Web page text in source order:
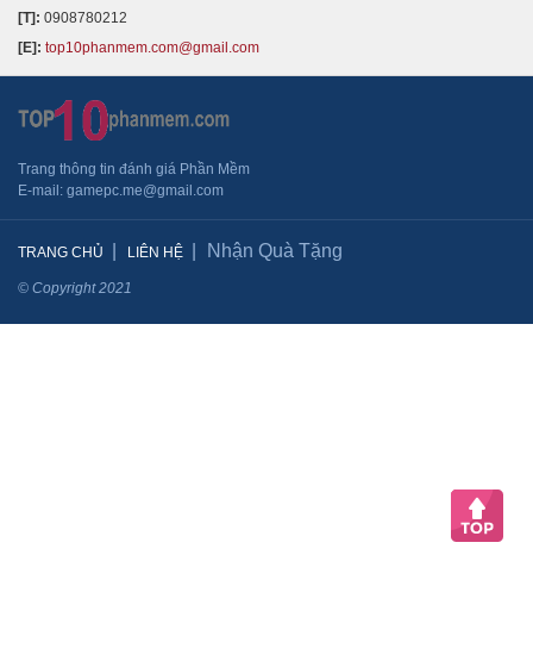
[T]: 0908780212
[E]: top10phanmem.com@gmail.com
Trang thông tin đánh giá Phần Mềm
​E-mail: gamepc.me@gmail.com
TRANG CHỦ LIÊN HỆ Nhận Quà Tặng
© Copyright 2021